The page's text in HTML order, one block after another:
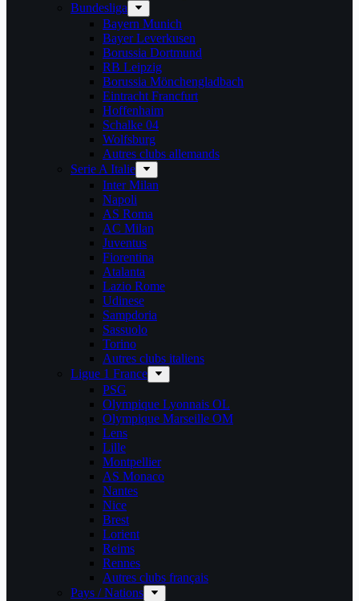
Bundesliga
Bayern Munich
Bayer Leverkusen
Borussia Dortmund
RB Leipzig
Borussia Mönchengladbach
Eintracht Francfurt
Hoffenhaim
Schalke 04
Wolfsburg
Autres clubs allemands
Serie A Italie
Inter Milan
Napoli
AS Roma
AC Milan
Juventus
Fiorentina
Atalanta
Lazio Rome
Udinese
Sampdoria
Sassuolo
Torino
Autres clubs italiens
Ligue 1 France
PSG
Olympique Lyonnais OL
Olympique Marseille OM
Lens
Lille
Montpellier
AS Monaco
Nantes
Nice
Brest
Lorient
Reims
Rennes
Autres clubs français
Pays / Nations